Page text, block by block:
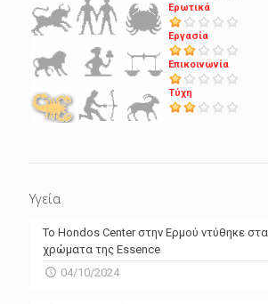
Ερωτικά
Εργασία
Επικοινωνία
Τύχη
Υγεία
Το Hondos Center στην Ερμού ντύθηκε στα
χρώματα της Essence
04/10/2024